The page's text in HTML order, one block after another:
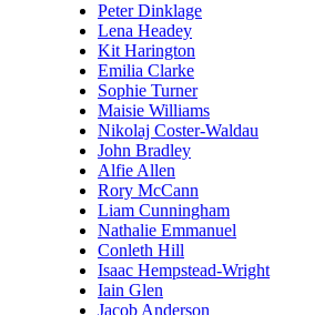
Peter Dinklage
Lena Headey
Kit Harington
Emilia Clarke
Sophie Turner
Maisie Williams
Nikolaj Coster-Waldau
John Bradley
Alfie Allen
Rory McCann
Liam Cunningham
Nathalie Emmanuel
Conleth Hill
Isaac Hempstead-Wright
Iain Glen
Jacob Anderson